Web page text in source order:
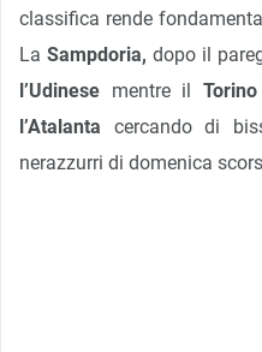
classifica rende
La Sampdoria, dopo il
l’Udinese mentre il Torino
l’Atalanta cercando di
nerazzurri di domenica